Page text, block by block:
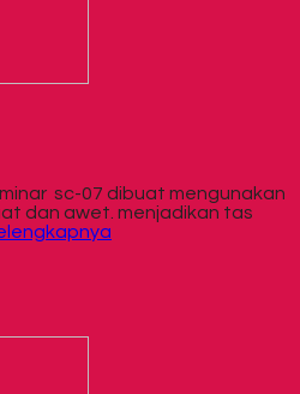
sc-07 dibuat mengunakan
dan awet. menjadikan tas